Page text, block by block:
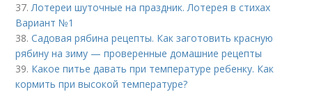
37.Лотереи шуточные на праздник. Лотерея в стихах
Вариант №1
38.Садовая рябина рецепты. Как заготовить красную
рябину на зиму — проверенные домашние рецепты
39. Какое питье давать при температуре ребенку. Как
кормить при высокой температуре?